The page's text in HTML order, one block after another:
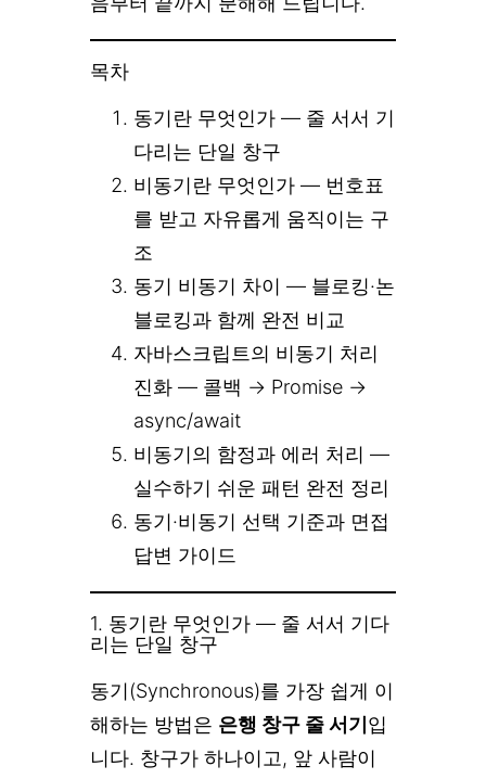
목차
동기란 무엇인가 — 줄 서서 기
다리는 단일 창구
비동기란 무엇인가 — 번호표
를 받고 자유롭게 움직이는 구
조
동기 비동기 차이 — 블로킹·논
블로킹과 함께 완전 비교
자바스크립트의 비동기 처리
진화 — 콜백 → Promise →
async/await
비동기의 함정과 에러 처리 —
실수하기 쉬운 패턴 완전 정리
동기·비동기 선택 기준과 면접
답변 가이드
1. 동기란 무엇인가 — 줄 서서 기다
리는 단일 창구
동기(Synchronous)를 가장 쉽게 이
해하는 방법은 은행 창구 줄 서기입
니다. 창구가 하나이고, 앞 사람이